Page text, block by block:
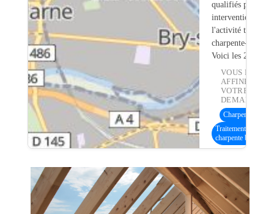
qualifiés pour une
intervention sur
l'activité
charpente-bois.
Voici les 20
VOUS
AFFINER
VOTRE
DEMANDE :
Charpente bois
Traitement
charpente bois